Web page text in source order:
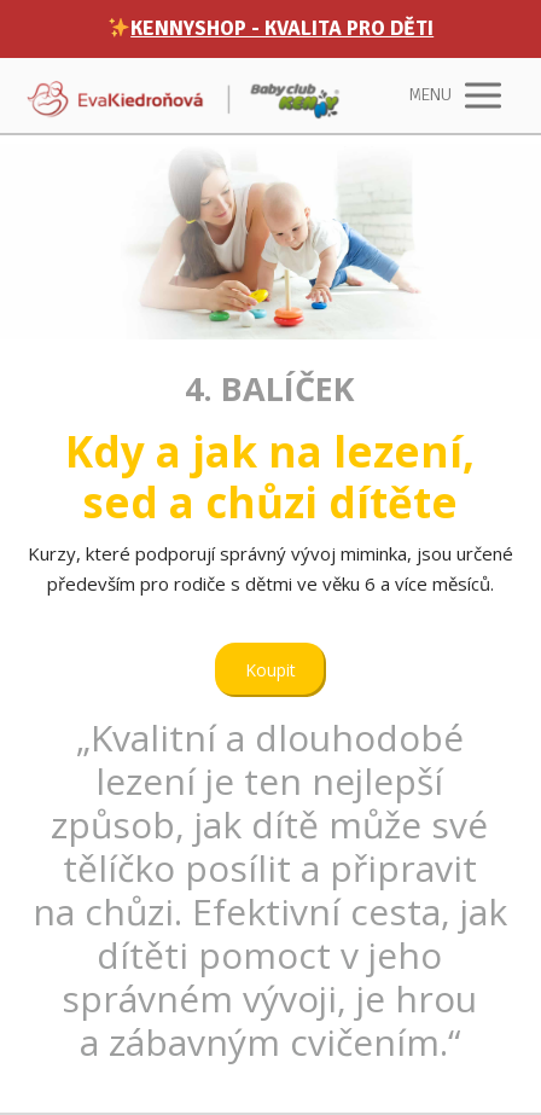
KENNYSHOP - KVALITA PRO DĚTI
MENU
4. BALÍČEK
Kdy a jak na lezení,
sed a chůzi dítěte
Kurzy, které podporují správný vývoj miminka, jsou určené
především pro rodiče s dětmi ve věku 6 a více měsíců.
Koupit
„Kvalitní a dlouhodobé
lezení je ten nejlepší
způsob, jak dítě může své
tělíčko posílit a připravit
na chůzi. Efektivní cesta, jak
dítěti pomoct v jeho
správném vývoji, je hrou
a zábavným cvičením.“